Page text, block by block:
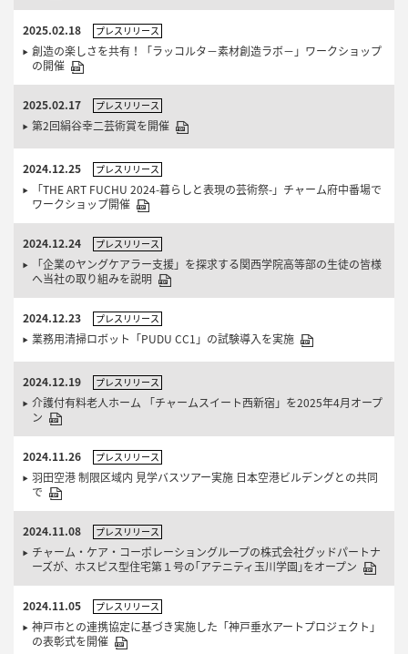
2025.02.18 プレスリリース
創造の楽しさを共有！「ラッコルタ－素材創造ラボ－」ワークショップ
の開催
2025.02.17 プレスリリース
第2回絹谷幸二芸術賞を開催
2024.12.25 プレスリリース
「THE ART FUCHU 2024-暮らしと表現の芸術祭-」チャーム府中番場で
ワークショップ開催
2024.12.24 プレスリリース
「企業のヤングケアラー支援」を探求する関西学院高等部の生徒の皆様
へ当社の取り組みを説明
2024.12.23 プレスリリース
業務用清掃ロボット「PUDU CC1」の試験導入を実施
2024.12.19 プレスリリース
介護付有料老人ホーム 「チャームスイート西新宿」を2025年4月オープ
ン
2024.11.26 プレスリリース
羽田空港 制限区域内 見学バスツアー実施 日本空港ビルデングとの共同
で
2024.11.08 プレスリリース
チャーム・ケア・コーポレーショングループの株式会社グッドパートナ
ーズが、ホスピス型住宅第１号の｢アテニティ玉川学園｣をオープン
2024.11.05 プレスリリース
神戸市との連携協定に基づき実施した「神戸垂水アートプロジェクト」
の表彰式を開催